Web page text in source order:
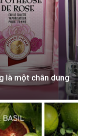
là một chân dung